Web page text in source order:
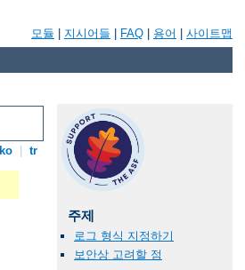
모듈 지시어들 FAQ 용어 사이트맵
ko tr
주제
로그 형식 지정하기
보안상 고려할 점